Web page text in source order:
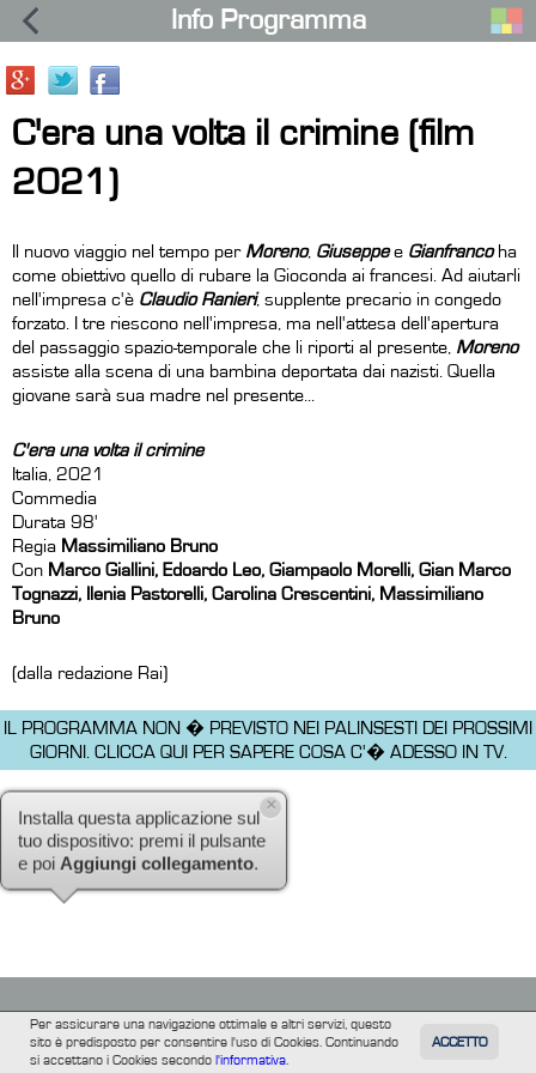
TUTTI FILM
Per assicurare una navigazione ottimale e altri servizi, questo
sito è predisposto per consentire l'uso di Cookies. Continuando
si accettano i Cookies secondol'informativa.
ACCETTO
Info Programma
C'era una volta il crimine (film
2021)
Il nuovo viaggio nel tempo per Moreno, Giuseppee Gianfrancoha
come obiettivo quello di rubare la Gioconda ai francesi. Ad aiutarli
nell'impresa c'è Claudio Ranieri, supplente precario in congedo
forzato. I tre riescono nell'impresa, ma nell'attesa dell'apertura
del passaggio spazio-temporale che li riporti al presente, Moreno
assiste alla scena di una bambina deportata dai nazisti. Quella
giovane sarà sua madre nel presente...
C'era una volta il crimine
Italia, 2021
Commedia
Durata 98'
Regia Massimiliano Bruno
Con Marco Giallini, Edoardo Leo, Giampaolo Morelli, Gian Marco
Tognazzi, Ilenia Pastorelli, Carolina Crescentini, Massimiliano
Bruno
(dalla redazione Rai)
IL PROGRAMMA NON � PREVISTO NEI PALINSESTI DEI PROSSIMI
GIORNI. CLICCA QUI PER SAPERE COSA C'� ADESSO IN TV.
Installa questa applicazione sul
tuo dispositivo: premi il pulsante